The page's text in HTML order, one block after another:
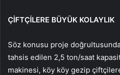
ÇİFTÇİLERE BÜYÜK KOLAYLIK
Söz konusu proje
tahsis edilen 2,5 ton/saat
makinesi, köy köy gezip